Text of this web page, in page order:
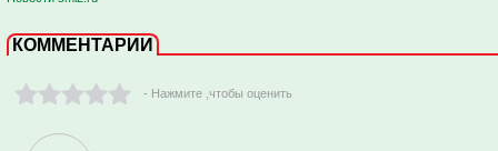
КОММЕНТАРИИ
- Нажмите ,чтобы оценить